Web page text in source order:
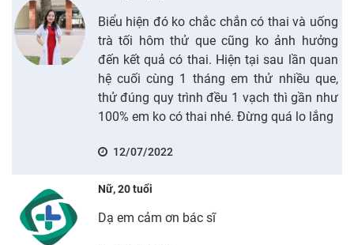
Biểu hiện đó ko chắc chắn có thai và uống
trà tối hôm thử que cũng ko ảnh hưởng
đến kết quả có thai. Hiện tại sau lần quan
hệ cuối cùng 1 tháng em thử nhiều que,
thử đúng quy trình đều 1 vạch thì gần như
100% em ko có thai nhé. Đừng quá lo lắng
12/07/2022
Nữ, 20 tuổi
Dạ em cảm ơn bác sĩ